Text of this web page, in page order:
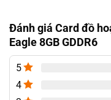
chơi với ánh sáng,
Hệ thống làm mát 3X
WINDFORCE 3X với
cảm ứng trực tiếp và
quả, đảm bảo hoạt
Bôi trơn NANO
Đánh giá Card đồ
Eagle 8GB GDDR6
5
4